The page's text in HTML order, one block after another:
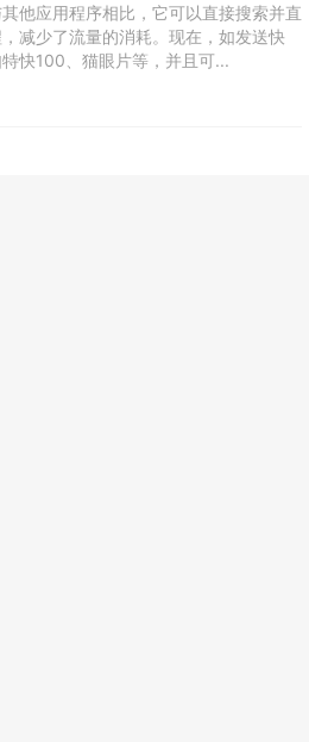
他应用程序相比，它可以直接搜索并直
减少了流量的消耗。现在，如发送快
快100、猫眼片等，并且可...